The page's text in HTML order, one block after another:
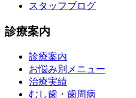
スタッフブログ
診療案内
診療案内
お悩み別メニュー
治療実績
むし歯・歯周病